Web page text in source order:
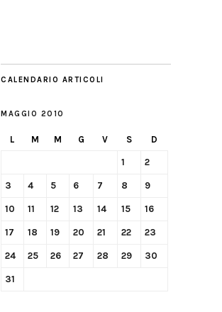
CALENDARIO ARTICOLI
MAGGIO 2010
L M M G V S D
1 2
3 4 5 6 7 8 9
10 11 12 13 14 15 16
17 18 19 20 21 22 23
24 25 26 27 28 29 30
31